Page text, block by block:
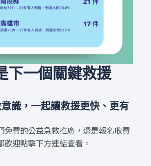
下一個關鍵救援
識，一起讓救援更快、更有
免費的公益急救推廣，還是報名收費
歡迎點擊下方連結查看。